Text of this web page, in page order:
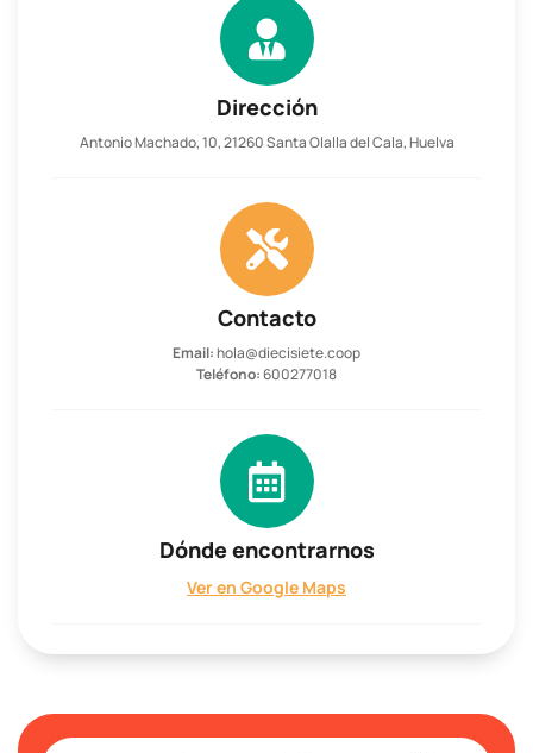
Dirección
Antonio Machado, 10, 21260 Santa Olalla del Cala, Huelva
Contacto
Email:hola@diecisiete.coop
Teléfono: 600277018
Dónde encontrarnos
Ver en Google Maps